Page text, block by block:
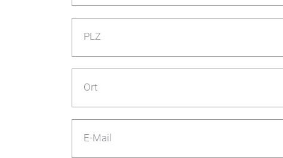
PLZ
Ort
E-Mail